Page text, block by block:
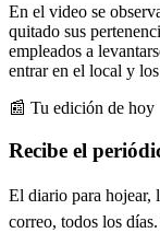
En el video se
quitado sus
empleados a
entrar en el local y
📰 Tu edición de hoy
Recibe el
El diario para hojear,
correo, todos los